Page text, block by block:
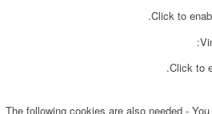
Click to
Click to
The following cookies are also needed -